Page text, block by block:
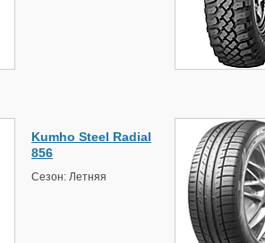
Kumho Steel Radial
856
Сезон: Летняя